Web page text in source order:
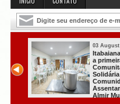
Secretaria de
Agricultura de
Itabaiana recebeu
da Sedap-PB cerca
de 30 mil alevinos
para nossas
comunidades rurais